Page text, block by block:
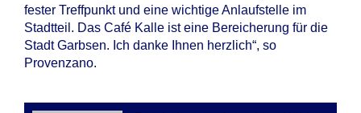
fester Treffpunkt und eine wichtige Anlaufstelle im
Stadtteil. Das Café Kalle ist eine Bereicherung für die
Stadt Garbsen. Ich danke Ihnen herzlich“, so
Provenzano.